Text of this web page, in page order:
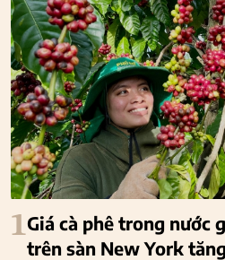
1Giá cà phê trong nước
trên sàn New York